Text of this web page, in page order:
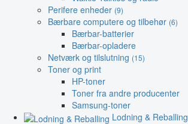
Perifere enheder (9)
Bærbare computere og tilbehør (6)
Bærbar-batterier
Bærbar-opladere
Netværk og tilslutning (15)
Toner og print
HP-toner
Toner fra andre producenter
Samsung-toner
Lodning & Reballing